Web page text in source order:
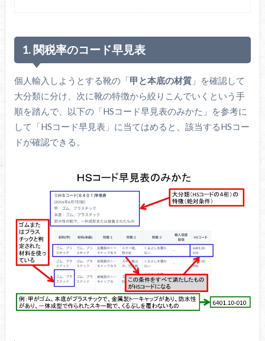
1. 関税率のコード早見表
個人輸入しようとする靴の「甲と本底の材質」を確認して
大分類に分け、次に靴の特徴から絞りこんでいくという手
順を踏んで、以下の「HSコード早見表のみかた」を参考に
して「HSコード早見表」に当てはめると、該当するHSコー
ドが確認できる。